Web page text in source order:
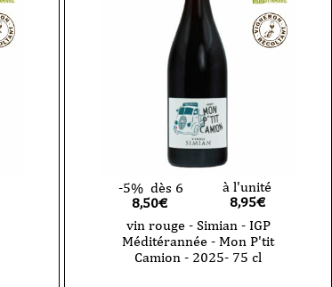
-5% dès 6
8,50€
à l'unité
8,95€
vin rouge - Simian - IGP
Méditérannée - Mon P'tit
Camion - 2025- 75 cl